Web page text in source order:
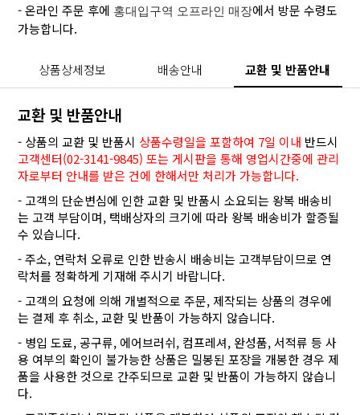
- 온라인 주문 후에 홍대입구역 오프라인 매장에서 방문 수령도
가능합니다.
상품상세정보 배송안내 교환 및 반품안내
교환 및 반품안내
- 상품의 교환 및 반품시 상품수령일을 포함하여 7일 이내 반드시
고객센터(02-3141-9845) 또는 게시판을 통해 영업시간중에 관리
자로부터 안내를 받은 건에 한해서만 처리가 가능합니다.
- 고객의 단순변심에 인한 교환 및 반품시 소요되는 왕복 배송비
는 고객 부담이며, 택배상자의 크기에 따라 왕복 배송비가 할증될
수 있습니다.
- 주소, 연락처 오류로 인한 반송시 배송비는 고객부담이므로 연
락처를 정확하게 기재해 주시기 바랍니다.
- 고객의 요청에 의해 개별적으로 주문, 제작되는 상품의 경우에
는 결제 후 취소, 교환 및 반품이 가능하지 않습니다.
- 병입 도료, 공구류, 에어브러쉬, 컴프레셔, 완성품, 서적류 등 사
용 여부의 확인이 불가능한 상품은 밀봉된 포장을 개봉한 경우 제
품을 사용한 것으로 간주되므로 교환 및 반품이 가능하지 않습니
다.